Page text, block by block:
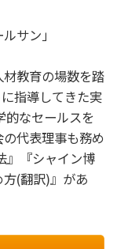
サン」
教育の場数を踏
指導してきた実
的なセールスを
代表理事も務め
』『シャイン博
(翻訳)』があ